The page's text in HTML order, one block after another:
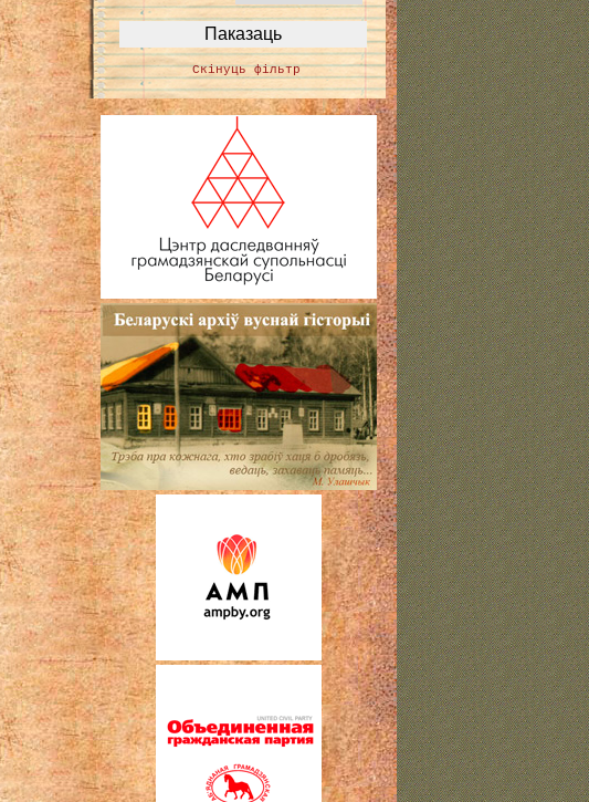
Скінуць фільтр